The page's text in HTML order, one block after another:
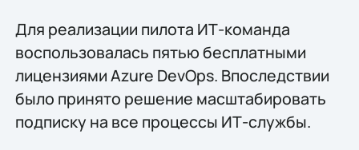
Для реализации пилота ИТ-команда
воспользовалась пятью бесплатными
лицензиями Azure DevOps. Впоследствии
было принято решение масштабировать
подписку на все процессы ИТ-службы.